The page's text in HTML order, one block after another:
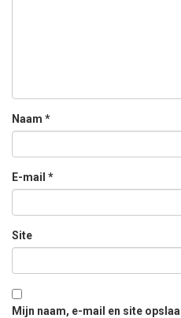
Naam *
E-mail *
Site
Mijn naam, e-mail en site